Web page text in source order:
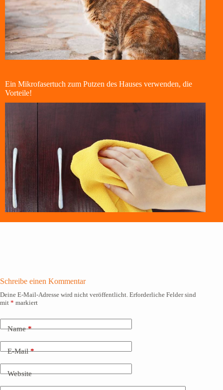
Ein Mikrofasertuch zum Putzen des Hauses verwenden, die
Vorteile!
Schreibe einen Kommentar
Deine E-Mail-Adresse wird nicht veröffentlicht. Erforderliche Felder sind
mit * markiert
Name*
E-Mail*
Website